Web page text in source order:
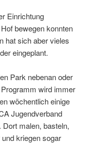
Einrichtung
bewegen konnten
hat sich aber vieles
eingeplant.
Park nebenanoder
wird immer
wöchentlich einige
Jugendverband
malen, basteln,
kriegen sogar